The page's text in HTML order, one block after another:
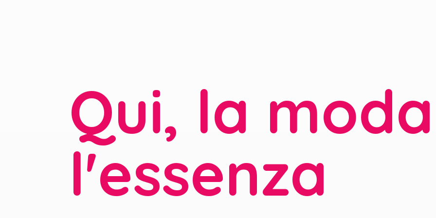
Qui, la
l'essenza